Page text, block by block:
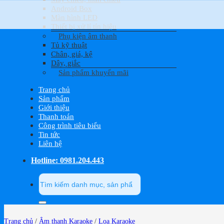
Android Box
Màn hình LED
Thiết bị xử lí tín hiệu
Phụ kiện âm thanh
Tủ kỹ thuật
Chân, giá, kệ
Dây, giắc
Sản phẩm khuyến mãi
Trang chủ
Sản phẩm
Giới thiệu
Thanh toán
Công trình tiêu biểu
Tin tức
Liên hệ
Hotline: 0981.204.443
Tìm
kiếm:
Trang chủ / Âm thanh Karaoke / Loa Karaoke